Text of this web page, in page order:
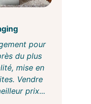
pour
du plus
mise en
Vendre
prix...